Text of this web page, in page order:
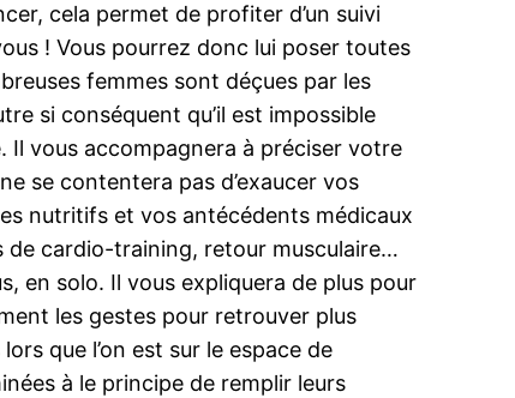
cela permet de profiter d’un suivi
! Vous pourrez donc lui poser toutes
femmes sont déçues par les
si conséquent qu’il est impossible
Il vous accompagnera à préciser votre
se contentera pas d’exaucer vos
nutritifs et vos antécédents médicaux
de cardio-training, retour musculaire…
en solo. Il vous expliquera de plus pour
les gestes pour retrouver plus
que l’on est sur le espace de
à le principe de remplir leurs